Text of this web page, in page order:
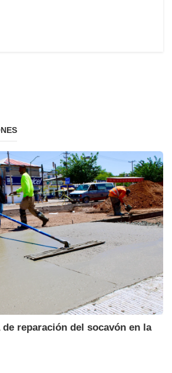
de reparación del socavón en la